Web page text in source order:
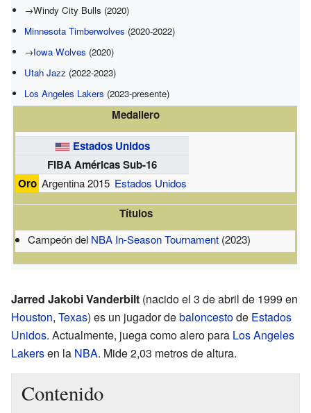
→Windy City Bulls (2020)
Minnesota Timberwolves (2020-2022)
→Iowa Wolves (2020)
Utah Jazz (2022-2023)
Los Angeles Lakers (2023-presente)
Medallero
Estados Unidos
FIBA Américas Sub-16
Oro Argentina 2015 Estados Unidos
Títulos
Campeón del NBA In-Season Tournament (2023)
Jarred Jakobi Vanderbilt (nacido el 3 de abril de 1999 en
Houston, Texas) es un jugador debaloncestode Estados
Unidos. Actualmente, juega como alero para Los Angeles
Lakersen la NBA. Mide 2,03 metros de altura.
Contenido